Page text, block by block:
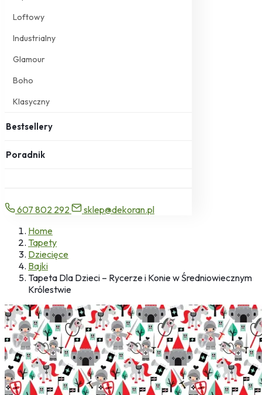
Loftowy
Industrialny
Glamour
Boho
Klasyczny
Bestsellery
Poradnik
607 802 292
sklep@dekoran.pl
Home
Tapety
Dziecięce
Bajki
Tapeta Dla Dzieci – Rycerze i Konie w Średniowiecznym
Królestwie